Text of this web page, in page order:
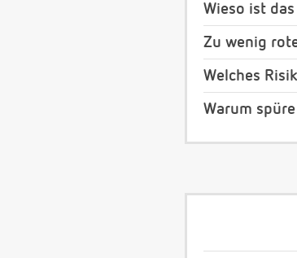
Wieso ist
Zu wenig
Welches
Warum